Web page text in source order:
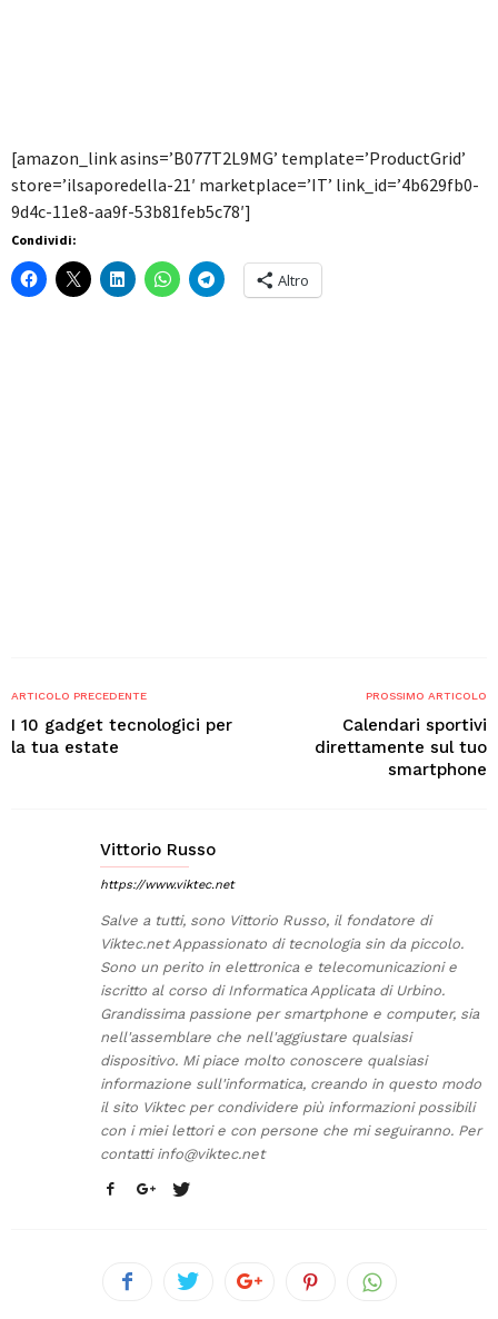
[amazon_link asins=’B077T2L9MG’ template=’ProductGrid’
store=’ilsaporedella-21′ marketplace=’IT’ link_id=’4b629fb0-
9d4c-11e8-aa9f-53b81feb5c78′]
Condividi:
Altro
ARTICOLO PRECEDENTE
I 10 gadget tecnologici per
la tua estate
PROSSIMO ARTICOLO
Calendari sportivi
direttamente sul tuo
smartphone
Vittorio Russo
https://www.viktec.net
Salve a tutti, sono Vittorio Russo, il fondatore di
Viktec.net Appassionato di tecnologia sin da piccolo.
Sono un perito in elettronica e telecomunicazioni e
iscritto al corso di Informatica Applicata di Urbino.
Grandissima passione per smartphone e computer, sia
nell'assemblare che nell'aggiustare qualsiasi
dispositivo. Mi piace molto conoscere qualsiasi
informazione sull'informatica, creando in questo modo
il sito Viktec per condividere più informazioni possibili
con i miei lettori e con persone che mi seguiranno. Per
contatti info@viktec.net